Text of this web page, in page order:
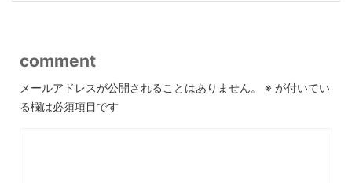
comment
メールアドレスが公開されることはありません。 ※ が付いてい
る欄は必須項目です